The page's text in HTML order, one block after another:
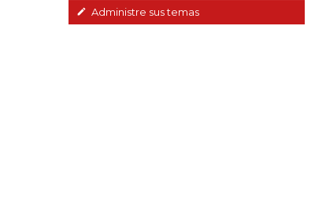
Administre sus temas